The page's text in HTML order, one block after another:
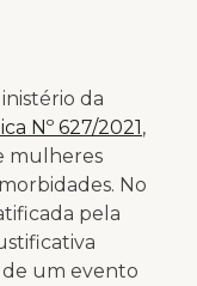
da
Nº 627/2021,
mulheres
No
pela
de um evento